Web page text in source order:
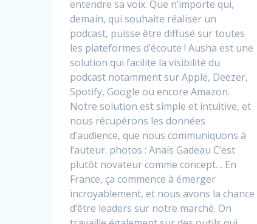
entendre sa voix. Que n’importe qui,
demain, qui souhaite réaliser un
podcast, puisse être diffusé sur toutes
les plateformes d’écoute ! Ausha est une
solution qui facilite la visibilité du
podcast notamment sur Apple, Deezer,
Spotify, Google ou encore Amazon.
Notre solution est simple et intuitive, et
nous récupérons les données
d’audience, que nous communiquons à
l’auteur. photos : Anaïs Gadeau C’est
plutôt novateur comme concept… En
France, ça commence à émerger
incroyablement, et nous avons la chance
d’être leaders sur notre marché. On